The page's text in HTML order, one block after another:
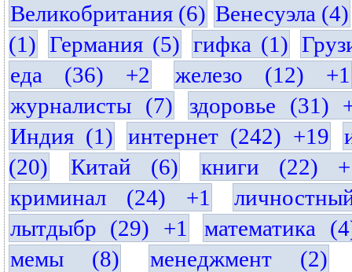
Великобритания (6) Венесуэла (4)
(1) Германия (5) гифка (1)
еда (36) +2
железо (12) +1
журналисты (7)
здоровье (31)
Индия (1)
интернет (242) +19
(20)
Китай (6)
книги (22)
криминал (24) +1
лытдыбр (29) +1
математика
мемы (8)
менеджмент (2)